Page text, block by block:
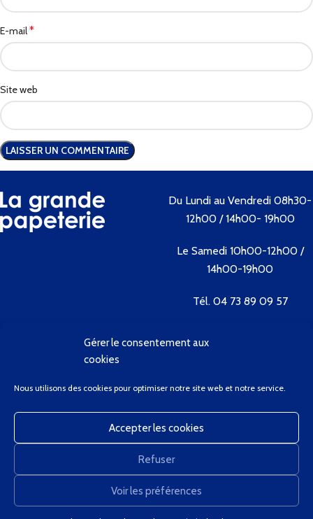
Gérer le consentement aux
cookies
Nous utilisons des cookies pour optimiser notre site web et notre service.
Accepter les cookies
Refuser
Voir les préférences
E-mail*
Site web
Du Lundi au Vendredi 08h30-
12h00 / 14h00- 19h00
Le Samedi 10h00-12h00 /
14h00-19h00
Tél. 04 73 89 09 57
Contactez-nous
Bienvenue
Contactez-Nous
Client Privilège
Mon Compte
Panier
Nous utilisons des cookies pour améliorer votre expérience sur notre site